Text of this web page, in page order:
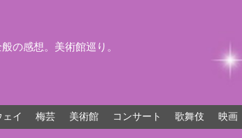
の感想。美術館巡り。
イ 梅芸 美術館 コンサート 歌舞伎 映画